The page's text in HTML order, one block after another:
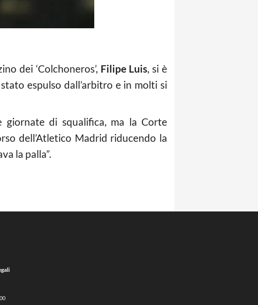
dei ‘Colchoneros’, Filipe Luis, si è
espulso dall’arbitro e in molti si
giornate di squalifica, ma la Corte
dell’Atletico Madrid riducendo la
la palla”.